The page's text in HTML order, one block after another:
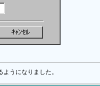
うになりました。